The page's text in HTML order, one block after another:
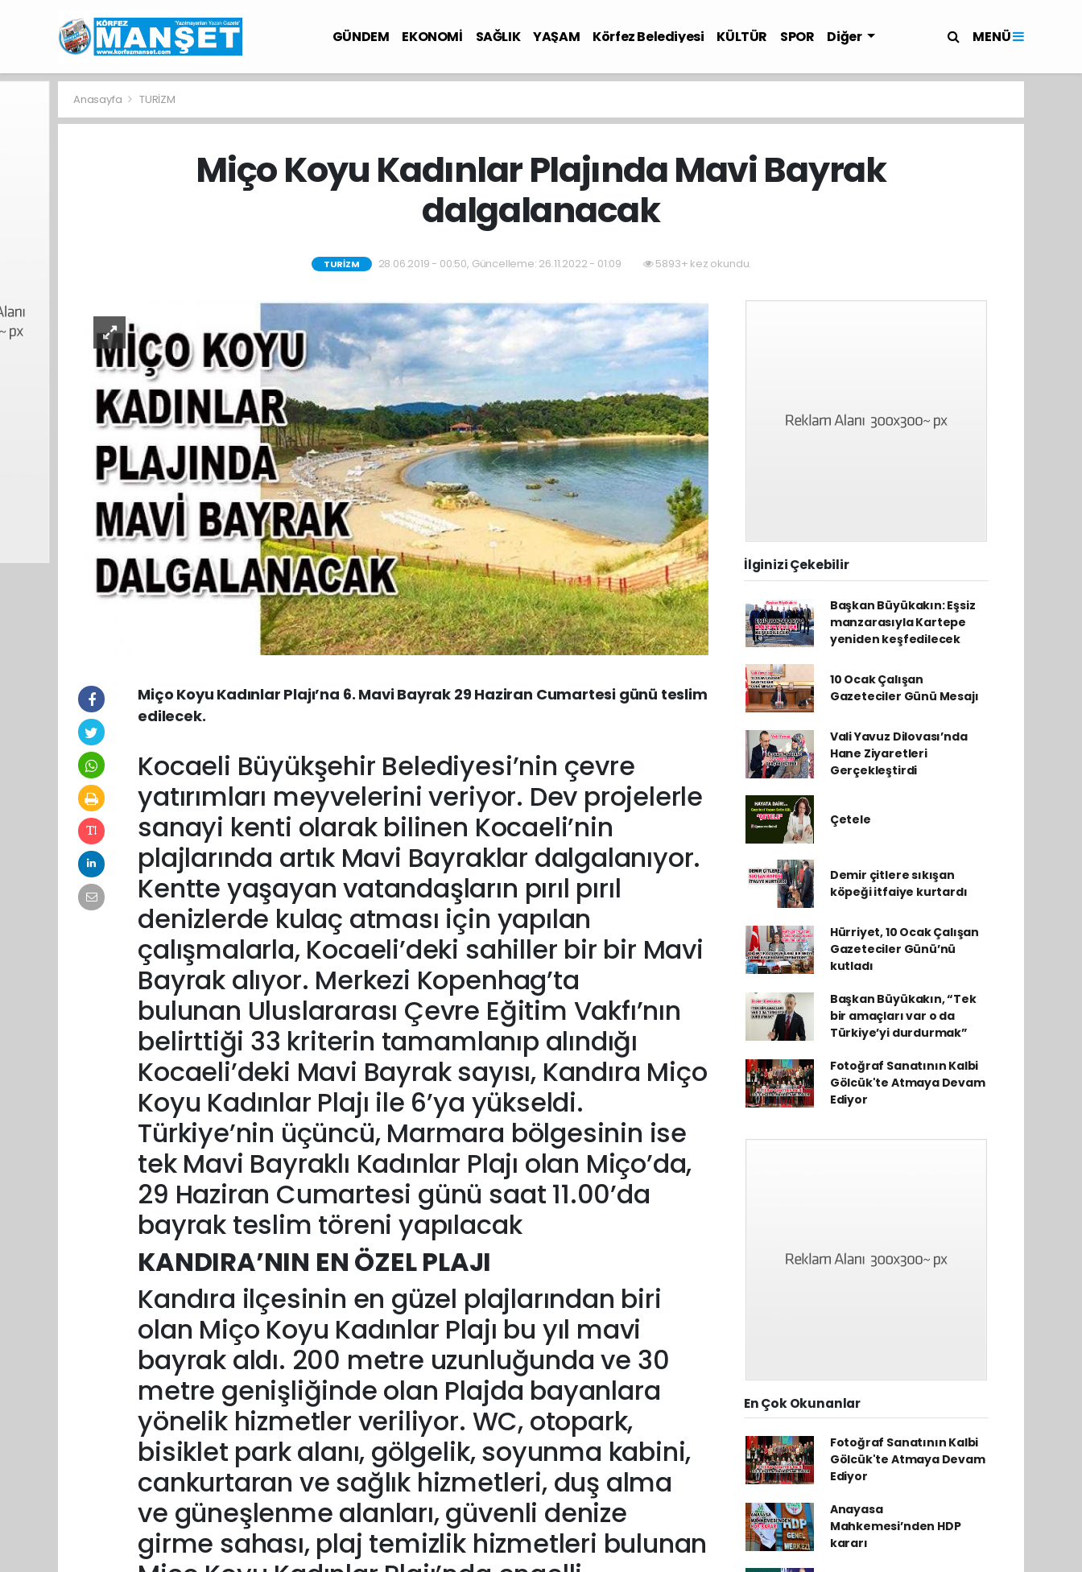
GÜNDEM EKONOMİ SAĞLIK YAŞAM Körfez Belediyesi KÜLTÜR SPOR Diğer MENÜ
Anasayfa TURİZM
Miço Koyu Kadınlar Plajında Mavi Bayrak
dalgalanacak
TURİZM 28.06.2019 - 00:50, Güncelleme: 26.11.2022 - 01:09 5893+ kez okundu.
Miço Koyu Kadınlar Plajı’na 6. Mavi Bayrak 29 Haziran Cumartesi günü teslim
edilecek.
Kocaeli Büyükşehir Belediyesi’nin çevre
yatırımları meyvelerini veriyor. Dev projelerle
sanayi kenti olarak bilinen Kocaeli’nin
plajlarında artık Mavi Bayraklar dalgalanıyor.
Kentte yaşayan vatandaşların pırıl pırıl
denizlerde kulaç atması için yapılan
çalışmalarla, Kocaeli’deki sahiller bir bir Mavi
Bayrak alıyor. Merkezi Kopenhag’ta
bulunan Uluslararası Çevre Eğitim Vakfı’nın
belirttiği 33 kriterin tamamlanıp alındığı
Kocaeli’deki Mavi Bayrak sayısı, Kandıra Miço
Koyu Kadınlar Plajı ile 6’ya yükseldi.
Türkiye’nin üçüncü, Marmara bölgesinin ise
tek Mavi Bayraklı Kadınlar Plajı olan Miço’da,
29 Haziran Cumartesi günü saat 11.00’da
bayrak teslim töreni yapılacak
KANDIRA’NIN EN ÖZEL PLAJI
Kandıra ilçesinin en güzel plajlarından biri
olan Miço Koyu Kadınlar Plajı bu yıl mavi
bayrak aldı. 200 metre uzunluğunda ve 30
metre genişliğinde olan Plajda bayanlara
yönelik hizmetler veriliyor. WC, otopark,
bisiklet park alanı, gölgelik, soyunma kabini,
cankurtaran ve sağlık hizmetleri, duş alma
ve güneşlenme alanları, güvenli denize
girme sahası, plaj temizlik hizmetleri bulunan
İlginizi Çekebilir
Başkan Büyükakın: Eşsiz
manzarasıyla Kartepe
yeniden keşfedilecek
10 Ocak Çalışan
Gazeteciler Günü Mesajı
Vali Yavuz Dilovası’nda
Hane Ziyaretleri
Gerçekleştirdi
Çetele
Demir çitlere sıkışan
köpeği itfaiye kurtardı
Hürriyet, 10 Ocak Çalışan
Gazeteciler Günü’nü
kutladı
Başkan Büyükakın, “Tek
bir amaçları var o da
Türkiye’yi durdurmak”
Fotoğraf Sanatının Kalbi
Gölcük'te Atmaya Devam
Ediyor
En Çok Okunanlar
Fotoğraf Sanatının Kalbi
Gölcük'te Atmaya Devam
Ediyor
Anayasa
Mahkemesi’nden HDP
kararı